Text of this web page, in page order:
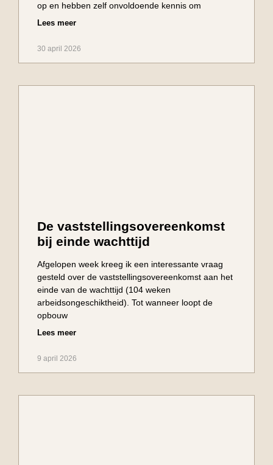
op en hebben zelf onvoldoende kennis om
Lees meer
30 april 2026
De vaststellingsovereenkomst
bij einde wachttijd
Afgelopen week kreeg ik een interessante vraag
gesteld over de vaststellingsovereenkomst aan het
einde van de wachttijd (104 weken
arbeidsongeschiktheid). Tot wanneer loopt de
opbouw
Lees meer
9 april 2026